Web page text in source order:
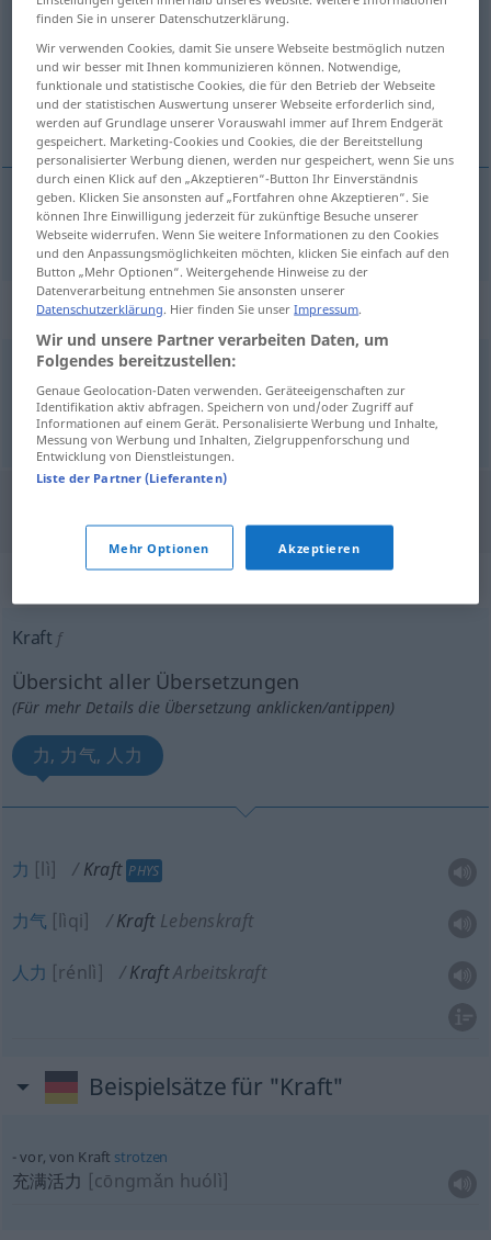
Übersicht aller Übersetzungen
(Für mehr Details die Übersetzung anklicken/antippen)
根据
根据[gēnjù] kraft
Synonyme für "kraft"
aufgrund (von),durch
© OpenThesaurus.de
"Kraft" Chinesisch Übersetzung
„Kraft“: Femininum
Kraft f
Übersicht aller Übersetzungen
(Für mehr Details die Übersetzung anklicken/antippen)
力, 力气, 人力
力 [lì] Kraft PHYS
力气 [lìqi] Kraft Lebenskraft
人力 [rénlì] KraftArbeitskraft
Beispielsätze für "Kraft"
vor, von Kraft strotzen
充满活力 [cōngmǎn huólì]
finden Sie in unserer Datenschutzerklärung.
Wir verwenden Cookies, damit Sie unsere Webseite bestmöglich nutzen
und wir besser mit Ihnen kommunizieren können. Notwendige,
funktionale und statistische Cookies, die für den Betrieb der Webseite
und der statistischen Auswertung unserer Webseite erforderlich sind,
werden auf Grundlage unserer Vorauswahl immer auf Ihrem Endgerät
gespeichert. Marketing-Cookies und Cookies, die der Bereitstellung
personalisierter Werbung dienen, werden nur gespeichert, wenn Sie uns
durch einen Klick auf den „Akzeptieren“-Button Ihr Einverständnis
geben. Klicken Sie ansonsten auf „Fortfahren ohne Akzeptieren“. Sie
können Ihre Einwilligung jederzeit für zukünftige Besuche unserer
Webseite widerrufen. Wenn Sie weitere Informationen zu den Cookies
und den Anpassungsmöglichkeiten möchten, klicken Sie einfach auf den
Button „Mehr Optionen“. Weitergehende Hinweise zu der
Datenverarbeitung entnehmen Sie ansonsten unserer
Datenschutzerklärung. Hier finden Sie unserImpressum.
Wir und unsere Partner verarbeiten Daten, um
Folgendes bereitzustellen:
Genaue Geolocation-Daten verwenden. Geräteeigenschaften zur
Identifikation aktiv abfragen. Speichern von und/oder Zugriff auf
Informationen auf einem Gerät. Personalisierte Werbung und Inhalte,
Messung von Werbung und Inhalten, Zielgruppenforschung und
Entwicklung von Dienstleistungen.
Liste der Partner (Lieferanten)
Mehr Optionen Akzeptieren